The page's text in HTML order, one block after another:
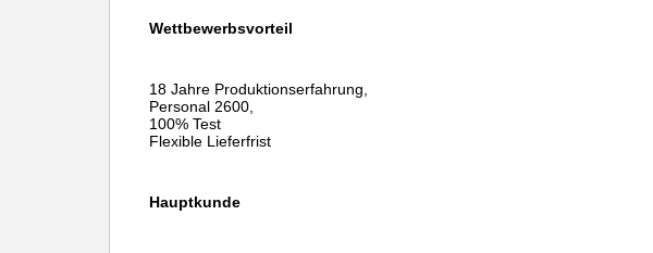
Wettbewerbsvorteil
18 Jahre Produktionserfahrung,
Personal 2600,
100% Test
Flexible Lieferfrist
Hauptkunde